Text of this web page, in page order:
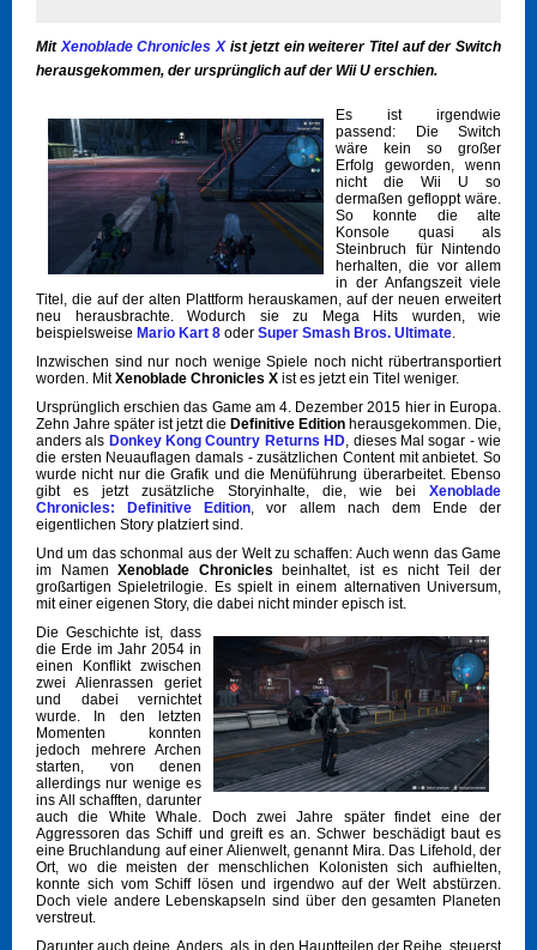
MitXenoblade Chronicles Xist jetzt ein weiterer Titel auf der Switch
herausgekommen, der ursprünglich auf der Wii U erschien.
Es ist irgendwie
passend: Die Switch
wäre kein so großer
Erfolg geworden, wenn
nicht die Wii U so
dermaßen gefloppt wäre.
So konnte die alte
Konsole quasi als
Steinbruch für Nintendo
herhalten, die vor allem
in der Anfangszeit viele
Titel, die auf der alten Plattform herauskamen, auf der neuen erweitert
neu herausbrachte. Wodurch sie zu Mega Hits wurden, wie
beispielsweise Mario Kart 8 oder Super Smash Bros. Ultimate.
Inzwischen sind nur noch wenige Spiele noch nicht rübertransportiert
worden. MitXenoblade Chronicles X ist es jetzt ein Titel weniger.
Ursprünglich erschien das Game am 4. Dezember 2015 hier in Europa.
Zehn Jahre später ist jetzt die Definitive Edition herausgekommen. Die,
anders als Donkey Kong Country Returns HD, dieses Mal sogar - wie
die ersten Neuauflagen damals - zusätzlichen Content mit anbietet. So
wurde nicht nur die Grafik und die Menüführung überarbeitet. Ebenso
gibt es jetzt zusätzliche Storyinhalte, die, wie bei Xenoblade
Chronicles: Definitive Edition, vor allem nach dem Ende der
eigentlichen Story platziert sind.
Und um das schonmal aus der Welt zu schaffen: Auch wenn das Game
im NamenXenoblade Chronicles beinhaltet, ist es nicht Teil der
großartigen Spieletrilogie. Es spielt in einem alternativen Universum,
mit einer eigenen Story, die dabei nicht minder episch ist.
Die Geschichte ist, dass
die Erde im Jahr 2054 in
einen Konflikt zwischen
zwei Alienrassen geriet
und dabei vernichtet
wurde. In den letzten
Momenten konnten
jedoch mehrere Archen
starten, von denen
allerdings nur wenige es
ins All schafften, darunter
auch die White Whale. Doch zwei Jahre später findet eine der
Aggressoren das Schiff und greift es an. Schwer beschädigt baut es
eine Bruchlandung auf einer Alienwelt, genannt Mira. Das Lifehold, der
Ort, wo die meisten der menschlichen Kolonisten sich aufhielten,
konnte sich vom Schiff lösen und irgendwo auf der Welt abstürzen.
Doch viele andere Lebenskapseln sind über den gesamten Planeten
verstreut.